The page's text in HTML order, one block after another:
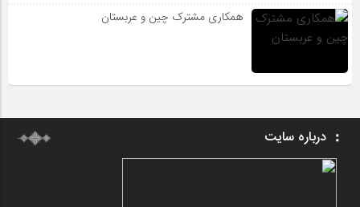
همکاری مشترک چین و عربستان
درباره سایت